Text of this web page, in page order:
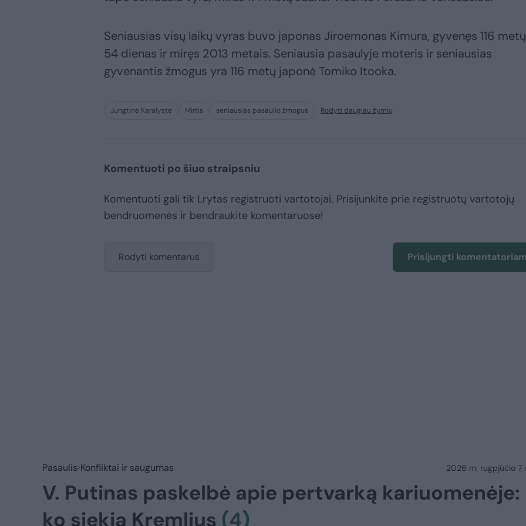
Seniausias visų laikų vyras buvo japonas Jiroemonas Kimura, gyvenęs 116
54 dienas ir miręs 2013 metais. Seniausia pasaulyje moteris ir seniausias
gyvenantis žmogus yra 116 metų japonė Tomiko Itooka.
Jungtinė Karalystė Mirtis seniausias pasaulio žmogus Rodyti daugiau žymių
Komentuoti po šiuo straipsniu
Komentuoti gali tik Lrytas registruoti vartotojai. Prisijunkite prie registruotų vartotojų
bendruomenės ir bendraukite komentaruose!
Rodyti komentarus Prisijungti
Pasaulis Konfliktai ir saugumas 2026 m. rugpjūčio 7
V. Putinas paskelbė apie pertvarką kariuomenėje:
ko siekia Kremlius (4)